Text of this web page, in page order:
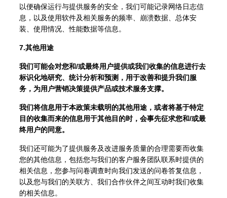
以便确保运行与提供服务的安全，我们可能记录网络日志信
息，以及使用软件及相关服务的频率、崩溃数据、总体安
装、使用情况、性能数据等信息。
7.其他用途
我们可能会对您和/或最终用户提供或我们收集的信息进行去
标识化地研究、统计分析和预测，用于改善和提升我们服
务，为用户营销决策提供产品或技术服务支撑。
我们将信息用于本政策未载明的其他用途，或者将基于特定
目的收集而来的信息用于其他目的时，会事先征求您和/或最
终用户的同意。
我们还可能为了提供服务及改进服务质量的合理需要而收集
您的其他信息，包括您与我们的客户服务团队联系时提供的
相关信息，您参与问卷调查时向我们发送的问卷答复信息，
以及您与我们的关联方、我们合作伙伴之间互动时我们收集
的相关信息。